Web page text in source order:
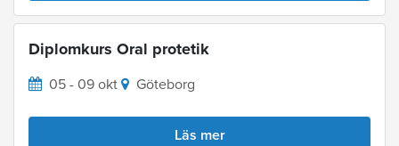
Diplomkurs Oral protetik
05 - 09 okt Göteborg
Läs mer